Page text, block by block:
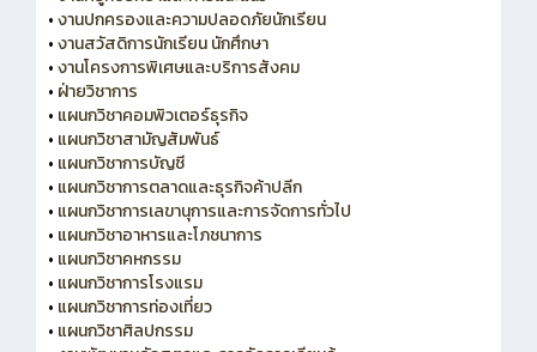
•งานปกครองและความปลอดภัยนักเรียน
•งานสวัสดิการนักเรียน นักศึกษา
•งานโครงการพิเศษและบริการสังคม
• ฝ่ายวิชาการ
• แผนกวิชาคอมพิวเตอร์ธุรกิจ
• แผนกวิชาสามัญสัมพันธ์
• แผนกวิชาการบัญชี
• แผนกวิชาการตลาดและธุรกิจค้าปลีก
• แผนกวิชาการเลขานุการและการจัดการทั่วไป
• แผนกวิชาอาหารและโภชนาการ
• แผนกวิชาคหกรรม
• แผนกวิชาการโรงแรม
• แผนกวิชาการท่องเที่ยว
• แผนกวิชาศิลปกรรม